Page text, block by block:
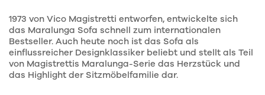
1973 von Vico Magistretti entworfen, entwickelte sich
das Maralunga Sofa schnell zum internationalen
Bestseller. Auch heute noch ist das Sofa als
einflussreicher Designklassiker beliebt und stellt als Teil
von Magistrettis Maralunga-Serie das Herzstück und
das Highlight der Sitzmöbelfamilie dar.